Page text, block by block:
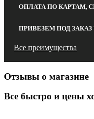
ОПЛАТА ПО КАРТАМ,
ПРИВЕЗЕМ ПОД
Все преимущества
Отзывы о магазине
Все быстро и цены